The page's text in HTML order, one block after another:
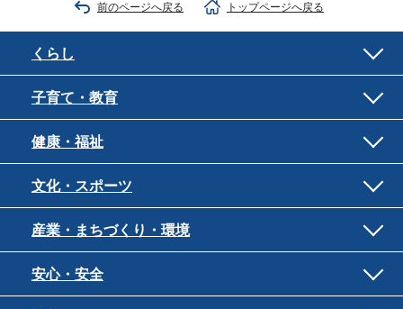
前のページへ戻る トップページへ戻る
くらし
子育て・教育
健康・福祉
文化・スポーツ
産業・まちづくり・環境
安心・安全